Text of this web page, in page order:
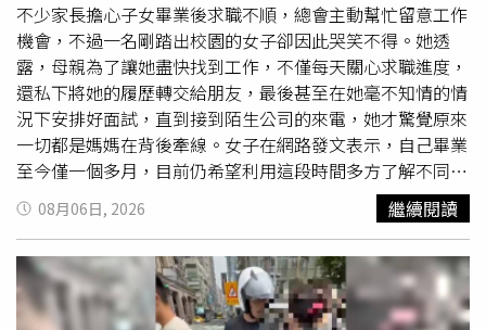
不少家長擔心子女畢業後求職不順，總會主動幫忙留意工作
機會，不過一名剛踏出校園的女子卻因此哭笑不得。她透
露，母親為了讓她盡快找到工作，不僅每天關心求職進度，
還私下將她的履歷轉交給朋友，最後甚至在她毫不知情的情
況下安排好面試，直到接到陌生公司的來電，她才驚覺原來
一切都是媽媽在背後牽線。女子在網路發文表示，自己畢業
至今僅一個多月，目前仍希望利用這段時間多方了解不同職
缺，找到真正適合自己的工作，因此並未急著投入職場。然
而，在母親眼中，她似乎已經到了必須立刻就業的時候，幾
乎每天都會詢問履歷投遞情況，以及是否有企業通知面試。
她形容，母親如今對任何一通電話都抱著期待，只要手機鈴
聲響起，就會立刻關心是不是公司來電。有一次只是外送員
08月06日, 2026 繼續閱讀